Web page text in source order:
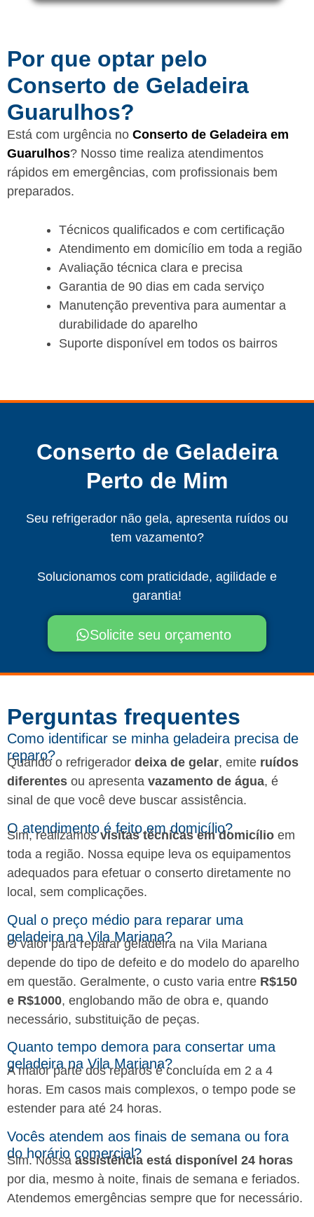
Por que optar pelo
Conserto de Geladeira
Guarulhos?
Está com urgência no Conserto de Geladeira em
Guarulhos? Nosso time realiza atendimentos
rápidos em emergências, com profissionais bem
preparados.
Técnicos qualificados e com certificação
Atendimento em domicílio em toda a região
Avaliação técnica clara e precisa
Garantia de 90 dias em cada serviço
Manutenção preventiva para aumentar a
durabilidade do aparelho
Suporte disponível em todos os bairros
Conserto de Geladeira
Perto de Mim
Seu refrigerador não gela, apresenta ruídos ou
tem vazamento?
Solucionamos com praticidade, agilidade e
garantia!
Solicite seu orçamento
Perguntas frequentes​
Como identificar se minha geladeira precisa de
reparo?
Quando o refrigerador deixa de gelar, emite ruídos
diferentes ou apresenta vazamento de água, é
sinal de que você deve buscar assistência.
O atendimento é feito em domicílio?
Sim, realizamosvisitas técnicas em domicílio em
toda a região. Nossa equipe leva os equipamentos
adequados para efetuar o conserto diretamente no
local, sem complicações.
Qual o preço médio para reparar uma
geladeira na Vila Mariana?
O valor para reparar geladeira na Vila Mariana
depende do tipo de defeito e do modelo do aparelho
em questão. Geralmente, o custo varia entre R$150
e R$1000, englobando mão de obra e, quando
necessário, substituição de peças.
Quanto tempo demora para consertar uma
geladeira na Vila Mariana?
A maior parte dos reparos é concluída em 2 a 4
horas. Em casos mais complexos, o tempo pode se
estender para até 24 horas.
Vocês atendem aos finais de semana ou fora
do horário comercial?
Sim. Nossa assistência está disponível 24 horas
por dia, mesmo à noite, finais de semana e feriados.
Atendemos emergências sempre que for necessário.